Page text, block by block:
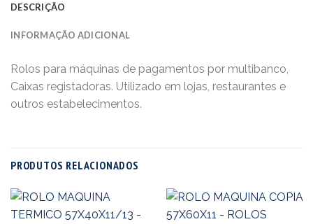
DESCRIÇÃO
INFORMAÇÃO ADICIONAL
Rolos para máquinas de pagamentos por multibanco,
Caixas registadoras. Utilizado em lojas, restaurantes e
outros estabelecimentos.
PRODUTOS RELACIONADOS